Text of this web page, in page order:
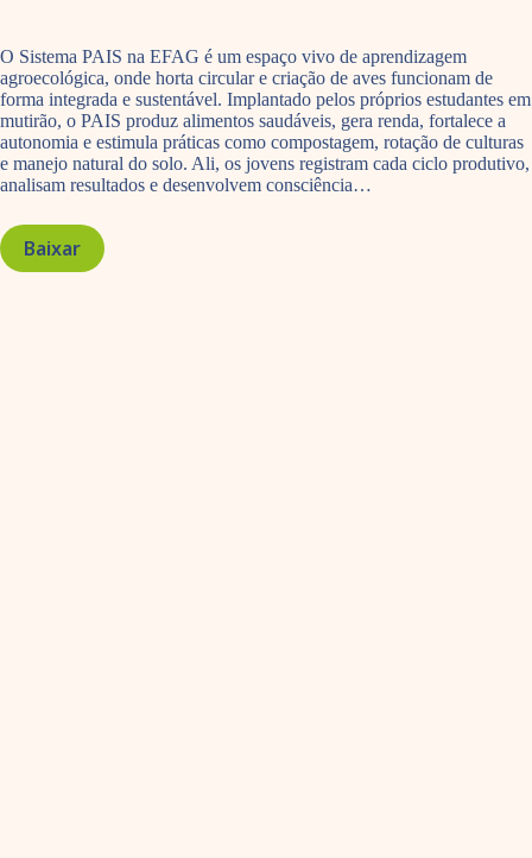
O Sistema PAIS na EFAG é um espaço vivo de aprendizagem
agroecológica, onde horta circular e criação de aves funcionam de
forma integrada e sustentável. Implantado pelos próprios estudantes em
mutirão, o PAIS produz alimentos saudáveis, gera renda, fortalece a
autonomia e estimula práticas como compostagem, rotação de culturas
e manejo natural do solo. Ali, os jovens registram cada ciclo produtivo,
analisam resultados e desenvolvem consciência…
Baixar